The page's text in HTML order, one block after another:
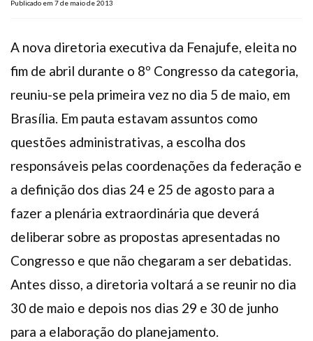
Publicado em 7 de maio de 2013
A nova diretoria executiva da Fenajufe, eleita no
fim de abril durante o 8º Congresso da categoria,
reuniu-se pela primeira vez no dia 5 de maio, em
Brasília. Em pauta estavam assuntos como
questões administrativas, a escolha dos
responsáveis pelas coordenações da federação e
a definição dos dias 24 e 25 de agosto para a
fazer a plenária extraordinária que deverá
deliberar sobre as propostas apresentadas no
Congresso e que não chegaram a ser debatidas.
Antes disso, a diretoria voltará a se reunir no dia
30 de maio e depois nos dias 29 e 30 de junho
para a elaboração do planejamento.
Pós-graduação
FacebookInstagramTwitter Youtube TikTok Whatsapp